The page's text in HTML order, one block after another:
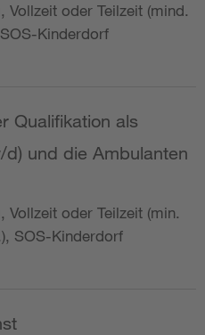
Vollzeit oder Teilzeit (mind.
Kinderdorf
Qualifikation als
und die Ambulanten
Vollzeit oder Teilzeit (min.
SOS-Kinderdorf